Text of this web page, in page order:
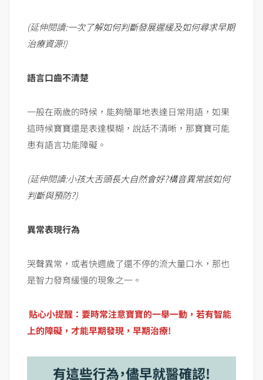
(延伸閱讀:一次了解如何判斷發展遲緩及如何尋求早期
治療資源!)
語言口齒不清楚
一般在兩歲的時候，能夠簡單地表達日常用語，如果
這時候寶寶還是表達模糊，說話不清晰，那寶寶可能
患有語言功能障礙。
(延伸閱讀:小孩大舌頭長大自然會好?構音異常該如何
判斷與預防?)
異常表現行為
哭聲異常，或者快週歲了還不停的流大量口水，那也
是智力發育緩慢的現象之一。
貼心小提醒：要時常注意寶寶的一舉一動，若有智能
上的障礙，才能早期發現，早期治療!